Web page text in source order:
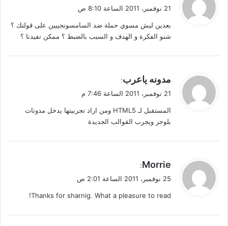
ل
21 نوفمبر، 2011 الساعة 8:10 ص
بعدين ليش مسوي حملة ضد السامسونجييين على قولتك ؟
شنو الفكرة و الهدف و السبب بالضبط ؟ ممكن تفيدنا ؟
ل
مدونه ياعرب:
21 نوفمبر، 2011 الساعة 7:46 م
المستقبل لـ HTML5 ومن اراد تجربيتها يدخل مدونات
بلوجر ويجرب القوالب الجديدة
ي
ل
Morrie
:
25 نوفمبر، 2011 الساعة 2:01 ص
Thanks for sharnig. What a pleasure to read!